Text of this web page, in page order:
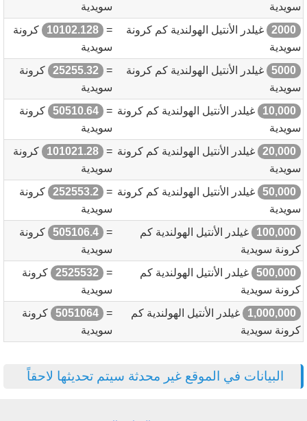
سويدية
سويدية
2000
غيلدر الأنتيل الهولندية كم كرونة
سويدية
=
10102.128
كرونة
سويدية
5000
غيلدر الأنتيل الهولندية كم كرونة
سويدية
=
25255.32
كرونة
سويدية
10,000
غيلدر الأنتيل الهولندية كم كرونة
سويدية
=
50510.64
كرونة
سويدية
20,000
غيلدر الأنتيل الهولندية كم كرونة
سويدية
=
101021.28
كرونة
سويدية
50,000
غيلدر الأنتيل الهولندية كم كرونة
سويدية
=
252553.2
كرونة
سويدية
100,000
غيلدر الأنتيل الهولندية كم
كرونة سويدية
=
505106.4
كرونة
سويدية
500,000
غيلدر الأنتيل الهولندية كم
كرونة سويدية
=
2525532
كرونة
سويدية
1,000,000
غيلدر الأنتيل الهولندية كم
كرونة سويدية
=
5051064
كرونة
سويدية
البيانات في الموقع غير محدثة سيتم تحديثها لاحقاً